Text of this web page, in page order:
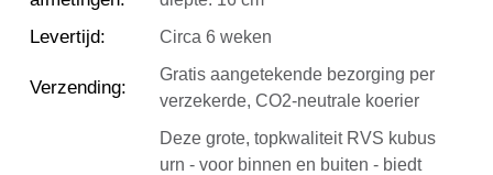
Levertijd: Circa 6 weken
Verzending:
Gratis aangetekende bezorging per
verzekerde, CO2-neutrale koerier
Deze grote, topkwaliteit RVS kubus
urn - voor binnen en buiten - biedt